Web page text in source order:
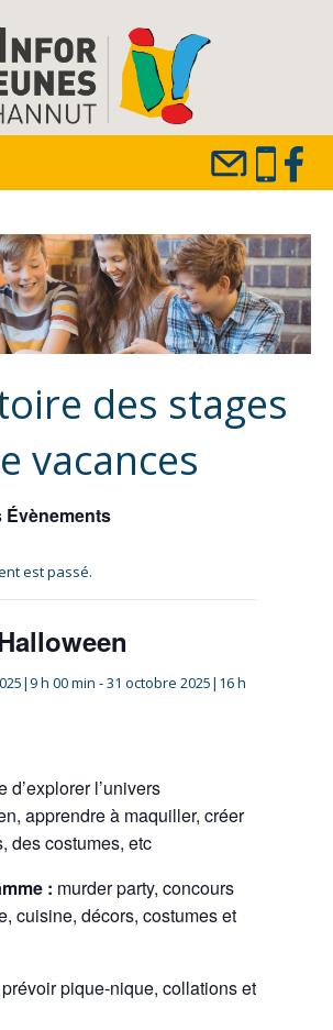
des stages
vacances
Évènements
est passé.
h 00 min -31 octobre 2025|16 h
d’explorer l’univers
apprendre à maquiller, créer
des costumes, etc
: murder party, concours
cuisine, décors, costumes et
prévoir pique-nique, collations et